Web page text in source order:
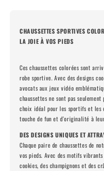
CHAUSSETTES SPORTIVES
LA JOIE À VOS PIEDS
Ces chaussettes colorées sont
robe sportive. Avec des designs
avocats aux jeux vidéo
chaussettes ne sont pas
choix idéal pour les sportifs et les
touche de fun et d'originalité à
DES DESIGNS UNIQUES ET
Chaque paire de chaussettes de
vos pieds. Avec des motifs
cookies, des champignons et des